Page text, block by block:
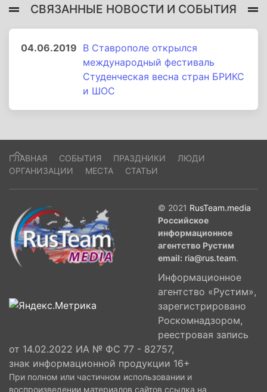
СВЯЗАННЫЕ НОВОСТИ И СОБЫТИЯ
04.06.2019 В Ставрополе открылся
международный фестиваль
Студенческая весна стран БРИКС
и ШОС
ГЛАВНАЯ СОБЫТИЯ ПРАЗДНИКИ
ЛЮДИ
ОРГАНИЗАЦИИ
МЕСТА СТАТЬИ
© 2021 RusTeam.media
Российское
информационное
агентство Рустим
email: ria@rus.team.
Информационное
агентство «Рустим»,
зарегистрировано
Роскомнадзором,
реестровая запись
от 14.02.2022 ИА № ФС 77 - 82757,
знак информационной продукции 16+
При полном или частичном использовании и
воспроизведении материалов сайтов ссылка на